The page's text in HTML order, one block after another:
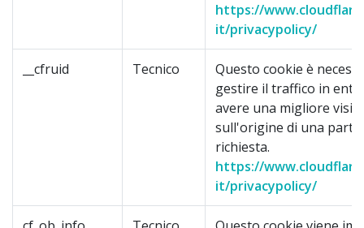
https://
it/privacypolicy/
__cfruid Tecnico
Questo cookie è
gestire il traffico in
avere una migliore
sull'origine di una
richiesta.
https://
it/privacypolicy/